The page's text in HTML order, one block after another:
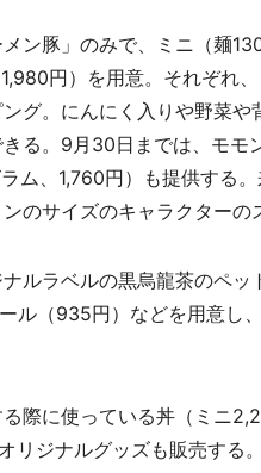
ン豚」のみで、ミニ（麺
円）を用意。それぞれ
グ。にんにく入りや野菜
る。9月30日までは、モ
ム、1,760円）も提供する
のサイズのキャラクターの
ルラベルの黒烏龍茶のペ
ル（935円）などを用意し
際に使っている丼（ミニ
リジナルグッズも販売する。